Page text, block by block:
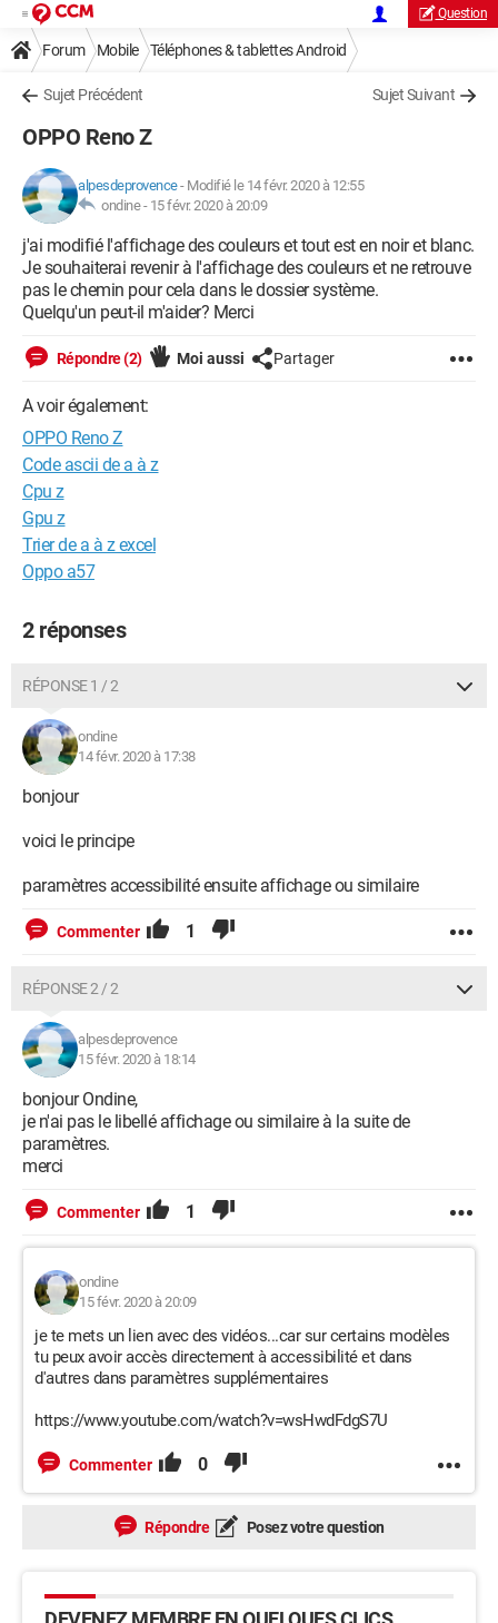
Question
Forum Mobile Téléphones & tablettes Android
Sujet Précédent Sujet Suivant
OPPO Reno Z
alpesdeprovence- Modifié le 14 févr. 2020 à 12:55
ondine - 15 févr. 2020 à 20:09
j'ai modifié l'affichage des couleurs et tout est en noir et blanc.
Je souhaiterai revenir à l'affichage des couleurs et ne retrouve
pas le chemin pour cela dans le dossier système.
Quelqu'un peut-il m'aider? Merci
Répondre (2) Moi aussi Partager
A voir également:
OPPO Reno Z
Code ascii de a à z
Cpu z
Gpu z
Trier de a à z excel
Oppo a57
2 réponses
RÉPONSE 1 / 2
ondine
14 févr. 2020 à 17:38
bonjour
voici le principe
paramètres accessibilité ensuite affichage ou similaire
Commenter 1
RÉPONSE 2 / 2
alpesdeprovence
15 févr. 2020 à 18:14
bonjour Ondine,
je n'ai pas le libellé affichage ou similaire à la suite de
paramètres.
merci
Commenter 1
ondine
15 févr. 2020 à 20:09
je te mets un lien avec des vidéos...car sur certains modèles
tu peux avoir accès directement à accessibilité et dans
d'autres dans paramètres supplémentaires
https://www.youtube.com/watch?v=wsHwdFdgS7U
Commenter 0
Répondre Posez votre question